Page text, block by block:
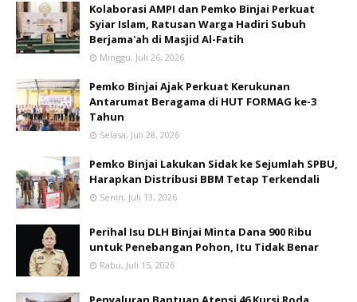
Kolaborasi AMPI dan Pemko Binjai Perkuat
Syiar Islam, Ratusan Warga Hadiri Subuh
Berjama'ah di Masjid Al-Fatih
Minggu, Juli 26, 2026
Pemko Binjai Ajak Perkuat Kerukunan
Antarumat Beragama di HUT FORMAG ke-3
Tahun
Selasa, Juli 28, 2026
Pemko Binjai Lakukan Sidak ke Sejumlah SPBU,
Harapkan Distribusi BBM Tetap Terkendali
Senin, Juli 13, 2026
Perihal Isu DLH Binjai Minta Dana 900 Ribu
untuk Penebangan Pohon, Itu Tidak Benar
Rabu, Juli 15, 2026